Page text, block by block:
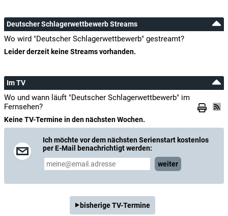
Deutscher Schlagerwettbewerb Streams
Wo wird "Deutscher Schlagerwettbewerb" gestreamt?
Leider derzeit keine Streams vorhanden.
Im TV
Wo und wann läuft "Deutscher Schlagerwettbewerb" im
Fernsehen?
Keine TV-Termine in den nächsten Wochen.
Ich möchte vor dem nächsten Serienstart kostenlos
per E-Mail benachrichtigt werden:
weiter
bisherige TV-Termine